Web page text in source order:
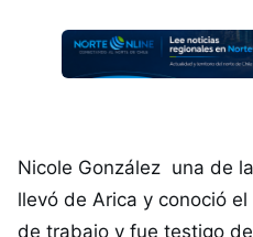
Nicole González una de
llevó de Arica y conoció
de trabajo y fue testigo